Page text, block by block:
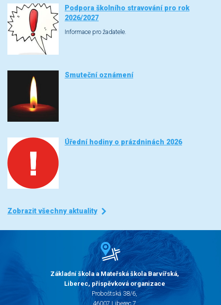
Podpora školního stravování pro rok
2026/2027
Informace pro žadatele.
Smuteční oznámení
Úřední hodiny o prázdninách 2026
Zobrazit všechny aktuality
Základní škola a Mateřská škola Barvířská,
Liberec, příspěvková organizace
Proboštská 38/6,
46007 Liberec 7